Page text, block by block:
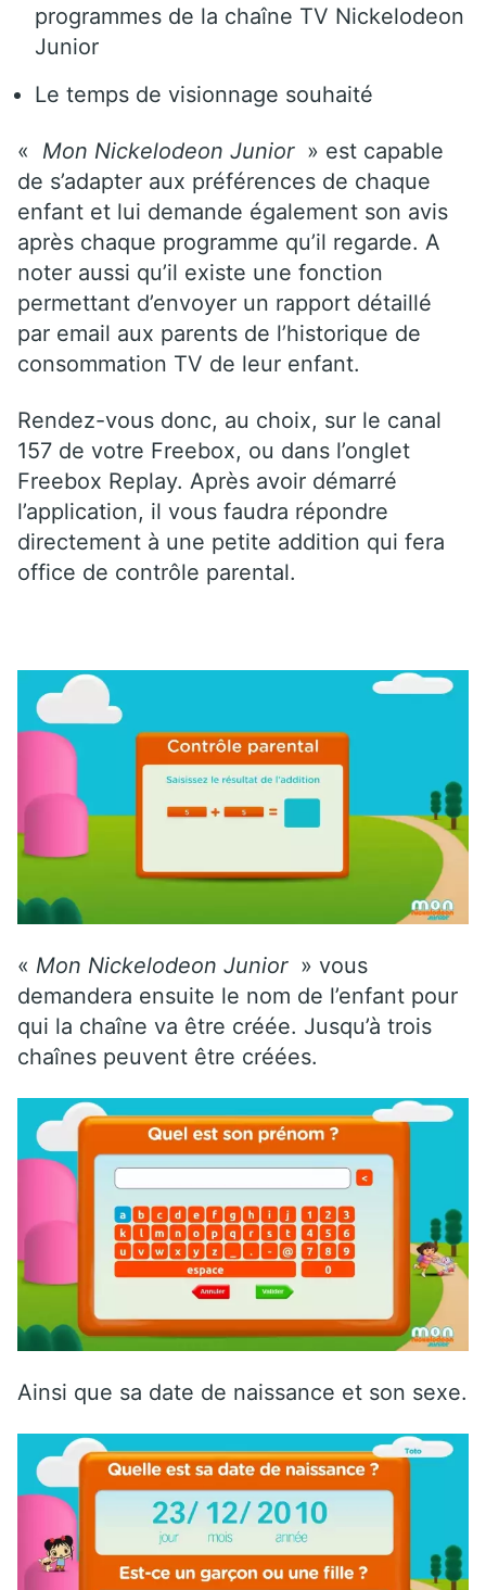
programmes de la chaîne TV Nickelodeon
Junior
Le temps de visionnage souhaité
« Mon Nickelodeon Junior » est capable
de s’adapter aux préférences de chaque
enfant et lui demande également son avis
après chaque programme qu’il regarde. A
noter aussi qu’il existe une fonction
permettant d’envoyer un rapport détaillé
par email aux parents de l’historique de
consommation TV de leur enfant.
Rendez-vous donc, au choix, sur le canal
157 de votre Freebox, ou dans l’onglet
Freebox Replay. Après avoir démarré
l’application, il vous faudra répondre
directement à une petite addition qui fera
office de contrôle parental.
« Mon Nickelodeon Junior » vous
demandera ensuite le nom de l’enfant pour
qui la chaîne va être créée. Jusqu’à trois
chaînes peuvent être créées.
Ainsi que sa date de naissance et son sexe.